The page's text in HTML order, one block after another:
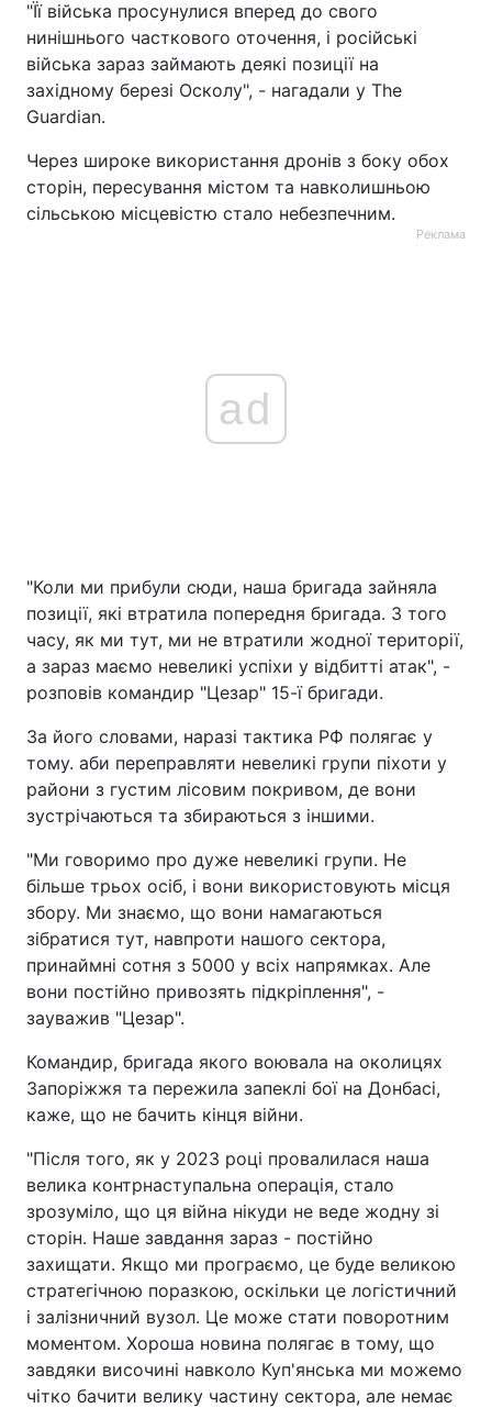
"Її війська просунулися вперед до свого
нинішнього часткового оточення, і російські
війська зараз займають деякі позиції на
західному березі Осколу", - нагадали у The
Guardian.
Через широке використання дронів з боку обох
сторін, пересування містом та навколишньою
сільською місцевістю стало небезпечним.
Реклама
ad
"Коли ми прибули сюди, наша бригада зайняла
позиції, які втратила попередня бригада. З того
часу, як ми тут, ми не втратили жодної території,
а зараз маємо невеликі успіхи у відбитті атак", -
розповів командир "Цезар" 15-ї бригади.
За його словами, наразі тактика РФ полягає у
тому. аби переправляти невеликі групи піхоти у
райони з густим лісовим покривом, де вони
зустрічаються та збираються з іншими.
"Ми говоримо про дуже невеликі групи. Не
більше трьох осіб, і вони використовують місця
збору. Ми знаємо, що вони намагаються
зібратися тут, навпроти нашого сектора,
принаймні сотня з 5000 у всіх напрямках. Але
вони постійно привозять підкріплення", -
зауважив "Цезар".
Командир, бригада якого воювала на околицях
Запоріжжя та пережила запеклі бої на Донбасі,
каже, що не бачить кінця війни.
"Після того, як у 2023 році провалилася наша
велика контрнаступальна операція, стало
зрозуміло, що ця війна нікуди не веде жодну зі
сторін. Наше завдання зараз - постійно
захищати. Якщо ми програємо, це буде великою
стратегічною поразкою, оскільки це логістичний
і залізничний вузол. Це може стати поворотним
моментом. Хороша новина полягає в тому, що
завдяки височині навколо Куп'янська ми можемо
чітко бачити велику частину сектора, але немає